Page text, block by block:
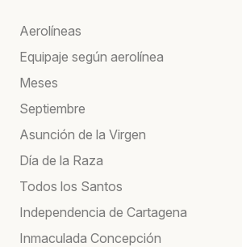
Aerolíneas
Equipaje según aerolínea
Meses
Septiembre
Asunción de la Virgen
Día de la Raza
Todos los Santos
Independencia de Cartagena
Inmaculada Concepción